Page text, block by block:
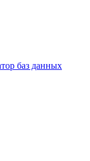
баз данных